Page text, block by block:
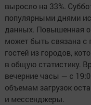
выросло на 33%.
популярными днями
данных. Повышенная
может быть связана с
гостей из городов,
в общую статистику.
вечерние часы — с
объемам загрузок
и мессенджеры.